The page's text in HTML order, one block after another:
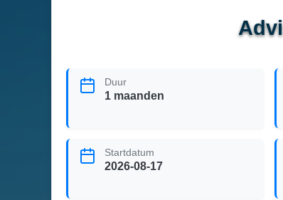
Duur
1 maanden
Startdatum
2026-08-17